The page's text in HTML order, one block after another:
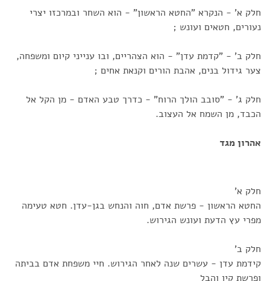
חלק א' - הנקרא "החטא הראשון" - הוא השחר ובמרכזו יצרי
נעורים, חטאים ועונש ;
חלק ב' - "קדמת עדן" - הוא הצהריים, ובו ענייני קיום ומשפחה,
צער גידול בנים, אהבת הורים וקנאת אחים ;
חלק ג' - "סובב הולך הרוח" - כדרך טבע האדם - מן הקל אל
הכבד, מן השמח אל העצוב.
אהרון מגד
חלק א'
החטא הראשון - פרשת אדם, חוה והנחש בגן-עדן. חטא טעימה
מפרי עץ הדעת ועונש הגירוש.
חלק ב'
קידמת עדן - עשרים שנה לאחר הגירוש. חיי משפחת אדם בביתה
ופרשת קין והבל